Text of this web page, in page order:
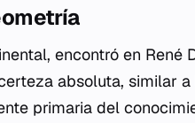
encontró en René
absoluta, similar
primaria del